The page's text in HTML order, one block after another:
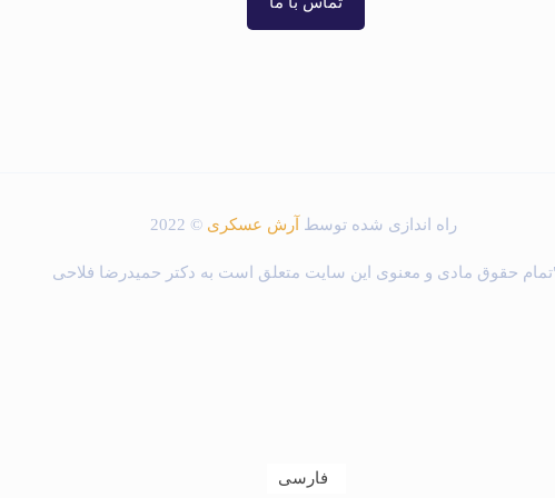
راه اندازی شده توسط آرش عسکری © 2022
حقوق مادی و معنوی این سایت متعلق است به دکتر حمیدرضا فلاحی
فارسی